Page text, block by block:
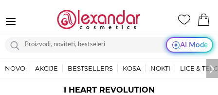
AI Mode
NOVO AKCIJE BESTSELLERS KOSA NOKTI LICE &
I HEART REVOLUTION